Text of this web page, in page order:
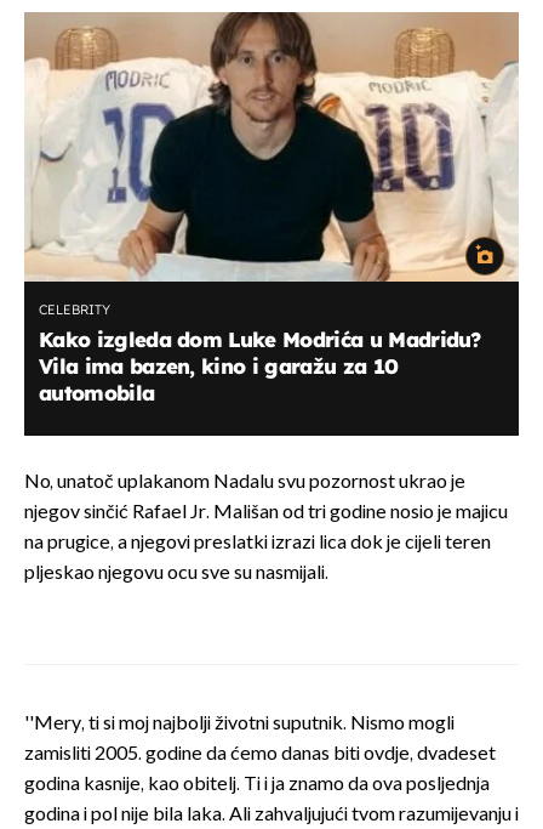
CELEBRITY
Kako izgleda dom Luke Modrića u Madridu?
Vila ima bazen, kino i garažu za 10
automobila
No, unatoč uplakanom Nadalu svu pozornost ukrao je
njegov sinčić Rafael Jr. Mališan od tri godine nosio je majicu
na prugice, a njegovi preslatki izrazi lica dok je cijeli teren
pljeskao njegovu ocu sve su nasmijali.
''Mery, ti si moj najbolji životni suputnik. Nismo mogli
zamisliti 2005. godine da ćemo danas biti ovdje, dvadeset
godina kasnije, kao obitelj. Ti i ja znamo da ova posljednja
godina i pol nije bila laka. Ali zahvaljujući tvom razumijevanju i